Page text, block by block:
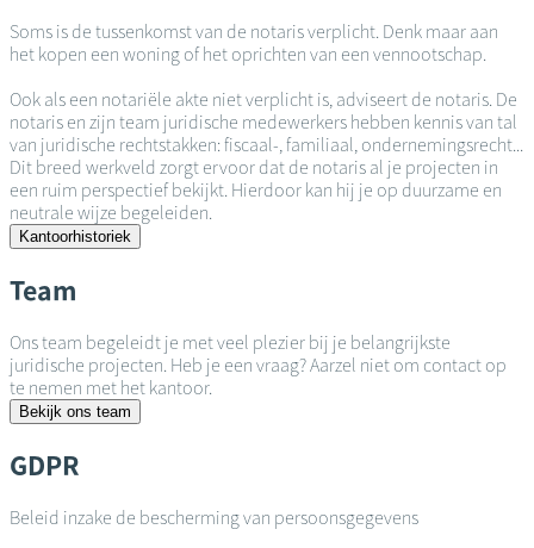
Soms is de tussenkomst van de notaris verplicht. Denk maar aan
het kopen een woning of het oprichten van een vennootschap.
Ook als een notariële akte niet verplicht is, adviseert de notaris. De
notaris en zijn team juridische medewerkers hebben kennis van tal
van juridische rechtstakken: fiscaal-, familiaal, ondernemingsrecht...
Dit breed werkveld zorgt ervoor dat de notaris al je projecten in
een ruim perspectief bekijkt. Hierdoor kan hij je op duurzame en
neutrale wijze begeleiden.
Kantoorhistoriek
Team
Ons team begeleidt je met veel plezier bij je belangrijkste
juridische projecten. Heb je een vraag? Aarzel niet om contact op
te nemen met het kantoor.
Bekijk ons team
GDPR
Beleid inzake de bescherming van persoonsgegevens